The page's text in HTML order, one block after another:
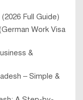
Full Guide)
Work Visa
&
– Simple &